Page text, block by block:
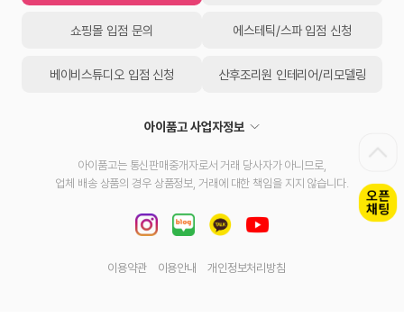
쇼핑몰 입점 문의 에스테틱/스파 입점 신청
베이비스튜디오 입점 신청 산후조리원 인테리어/리모델링
아이품고 사업자정보
아이품고는 통신판매중개자로서 거래 당사자가 아니므로,
업체 배송 상품의 경우 상품정보, 거래에 대한 책임을 지지 않습니다.
이용약관 이용안내 개인정보처리방침